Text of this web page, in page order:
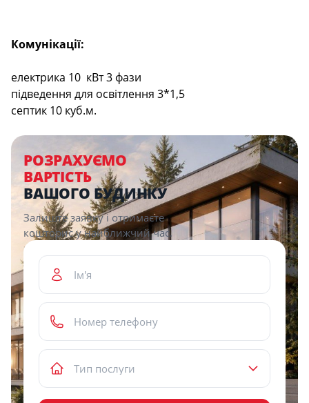
Комунікації:
електрика 10 кВт 3 фази
підведення для освітлення 3*1,5
септик 10 куб.м.
РОЗРАХУЄМО
ВАРТІСТЬ
ВАШОГО БУДИНКУ
Залиште заявку і отримаєте
кошторис у найближчий час.